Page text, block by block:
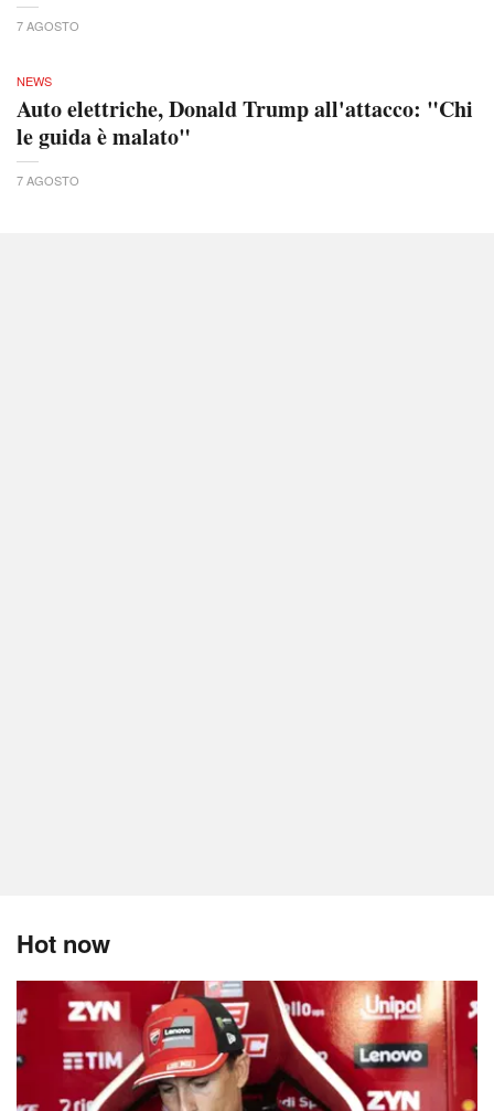
7 AGOSTO
NEWS
Auto elettriche, Donald Trump all'attacco: "Chi
le guida è malato"
7 AGOSTO
Hot now